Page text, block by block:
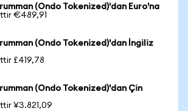
(Ondo Tokenized)'dan Euro'na
€489,91
(Ondo Tokenized)'dan İngiliz
£419,78
(Ondo Tokenized)'dan Çin
¥3.821,09